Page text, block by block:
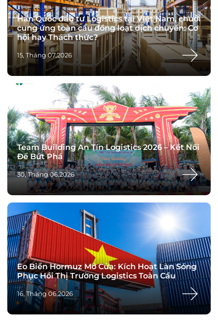
Hàn Quốc đầu tư Logistics tại Việt Nam, chuỗi
cung ứng toàn cầu đồng loạt dịch chuyển: Cơ
hội hay Thách thức?
15, Tháng 07,2026
Team Building An Tín Logistics 2026 – Kết Nối
Để Bứt Phá
30, Tháng 06,2026
Eo Biển Hormuz Mở Cửa: Kích Hoạt Làn Sóng
Phục Hồi Thị Trường Logistics Toàn Cầu
16, Tháng 06,2026